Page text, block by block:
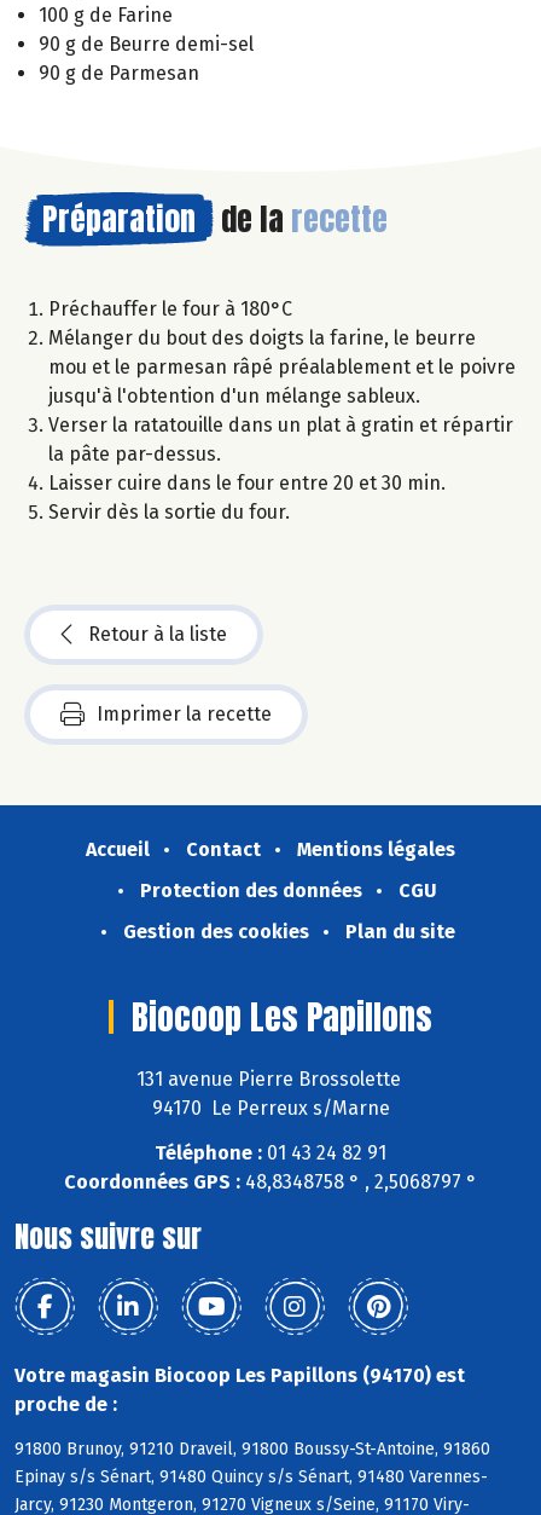
100 g de Farine
90 g de Beurre demi-sel
90 g de Parmesan
Préparation de la recette
Préchauffer le four à 180°C
Mélanger du bout des doigts la farine, le beurre
mou et le parmesan râpé préalablement et le poivre
jusqu'à l'obtention d'un mélange sableux.
Verser la ratatouille dans un plat à gratin et répartir
la pâte par-dessus.
Laisser cuire dans le four entre 20 et 30 min.
Servir dès la sortie du four.
Retour à la liste
Imprimer la recette
Accueil Contact
Mentions légales
Protection des données
CGU
Gestion des cookies
Plan du site
Biocoop Les Papillons
131 avenue Pierre Brossolette
94170 Le Perreux s/Marne
Téléphone : 01 43 24 82 91
Coordonnées GPS : 48,8348758 ° , 2,5068797 °
Nous suivre sur
Votre magasin Biocoop Les Papillons (94170) est
proche de :
91800 Brunoy, 91210 Draveil, 91800 Boussy-St-Antoine, 91860
Epinay s/s Sénart, 91480 Quincy s/s Sénart, 91480 Varennes-
Jarcy, 91230 Montgeron, 91270 Vigneux s/Seine, 91170 Viry-